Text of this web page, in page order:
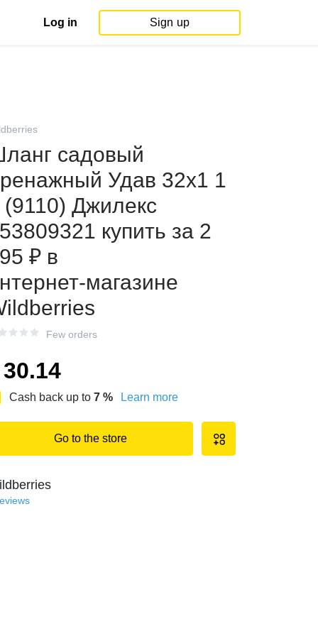
Log in Sign up
садовый
Удав 32х1 1
(9110) Джилекс
купить за 2
₽ в
Few orders
30.14
Cash back up to 7 % Learn more
Go to the store